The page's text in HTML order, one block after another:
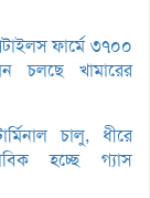
ফার্মে ৩৭০০
চলছে খামারের
চালু, ধীরে
হচ্ছে গ্যাস